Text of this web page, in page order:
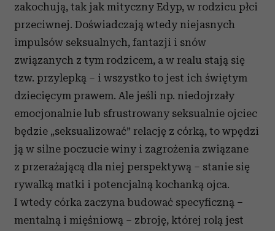
Wykorzystujemy pliki cookie do spersonalizowania treści
i reklam, aby oferować funkcje społecznościowe i
korzystasz z naszej witryny, udostępniamy partnerom
społecznościowym, reklamowym i analitycznym.
Partnerzy mogą połączyć te informacje z innymi danymi
otrzymanymi od Ciebie lub uzyskanymi podczas
korzystania z ich usług.
zakochują, tak jak mityczny Edyp, w rodzicu płci
przeciwnej. Doświadczają wtedy niejasnych
impulsów seksualnych, fantazji i snów
związanych z tym rodzicem, a w realu stają się
tzw. przylepką – i wszystko to jest ich świętym
dziecięcym prawem. Ale jeśli np. niedojrzały
emocjonalnie lub sfrustrowany seksualnie ojciec
będzie „seksualizować” relację z córką, to wpędzi
ją w silne poczucie winy i zagrożenia związane
z przerażającą dla niej perspektywą – stanie się
rywalką matki i potencjalną kochanką ojca.
I wtedy córka zaczyna budować specyficzną –
mentalną i mięśniową – zbroję, której rolą jest